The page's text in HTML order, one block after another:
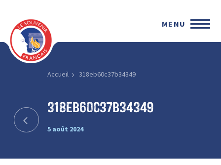
MENU
Accueil 318eb60c37b34349
318eb60c37b34349
5 août 2024